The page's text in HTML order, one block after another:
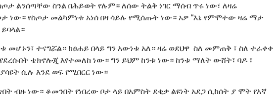
ልንሰጣቸው ስንል በሕይወት የሉም። ለሰው ትልቅ ነገር ማሰብ ጥሩ ነው፣ ለዛሬ
ነው። የስጦታ መልካምነቱ አነሰ በዛ ሳይሉ የሚሰጡት ነው። አዎ “እኔ የምሞተው ዛሬ ማታ
መሆኑን፣ ተናግሯል። ከፀሐይ በላይ ግን እውነቱ አለ። ዛሬ ወደህዋ ስለ መምጠቅ ፣ ስለ ተራቀቀ
ቴክኖሎጂ እየተመለከ ነው። ግን ይህም ከንቱ ነው። ከንቱ ማለት ውሸት፣ ባዶ ፣
ሲሉ እንደ ወፍ የሚበርር ነው።
ብዙ ነው። ቆመንበት የነበረው ቦታ ላይ በአምስት ደቂቃ ልዩነት አደጋ ሲከሰት ያ ሞት የእኛ